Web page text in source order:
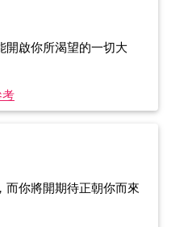
開啟你所渴望的一切大
考
而你將開期待正朝你而來